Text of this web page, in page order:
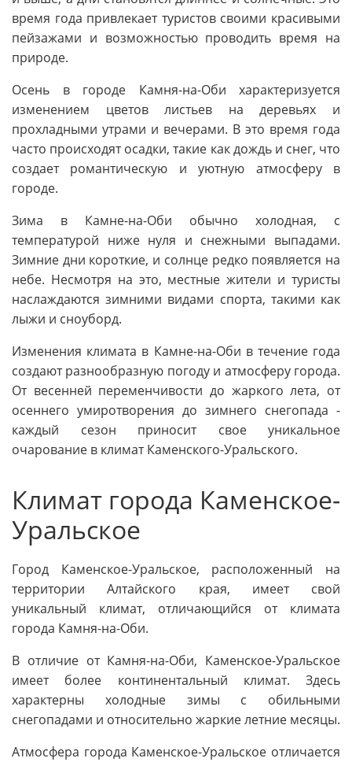
время года привлекает туристов своими красивыми
пейзажами и возможностью проводить время на
природе.
Осень в городе Камня-на-Оби характеризуется
изменением цветов листьев на деревьях и
прохладными утрами и вечерами. В это время года
часто происходят осадки, такие как дождь и снег, что
создает романтическую и уютную атмосферу в
городе.
Зима в Камне-на-Оби обычно холодная, с
температурой ниже нуля и снежными выпадами.
Зимние дни короткие, и солнце редко появляется на
небе. Несмотря на это, местные жители и туристы
наслаждаются зимними видами спорта, такими как
лыжи и сноуборд.
Изменения климата в Камне-на-Оби в течение года
создают разнообразную погоду и атмосферу города.
От весенней переменчивости до жаркого лета, от
осеннего умиротворения до зимнего снегопада -
каждый сезон приносит свое уникальное
очарование в климат Каменского-Уральского.
Климат города Каменское-
Уральское
Город Каменское-Уральское, расположенный на
территории Алтайского края, имеет свой
уникальный климат, отличающийся от климата
города Камня-на-Оби.
В отличие от Камня-на-Оби, Каменское-Уральское
имеет более континентальный климат. Здесь
характерны холодные зимы с обильными
снегопадами и относительно жаркие летние месяцы.
Атмосфера города Каменское-Уральское отличается